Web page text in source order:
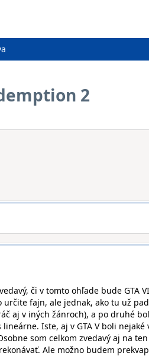
2
či v tomto ohľade bude GTA
určite fajn, ale jednak, ako tu už
aj v iných žánroch), a po druhé
Iste, aj v GTA V boli
som celkom zvedavý aj na
Ale možno budem